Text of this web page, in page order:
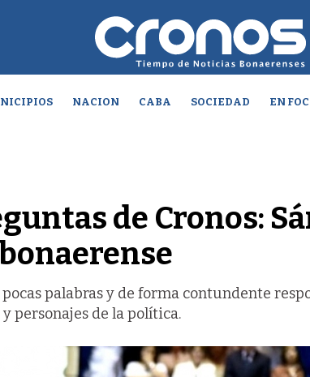
NACION CABA SOCIEDAD EN
de Cronos:
palabras y de forma contundente
personajes de la política.